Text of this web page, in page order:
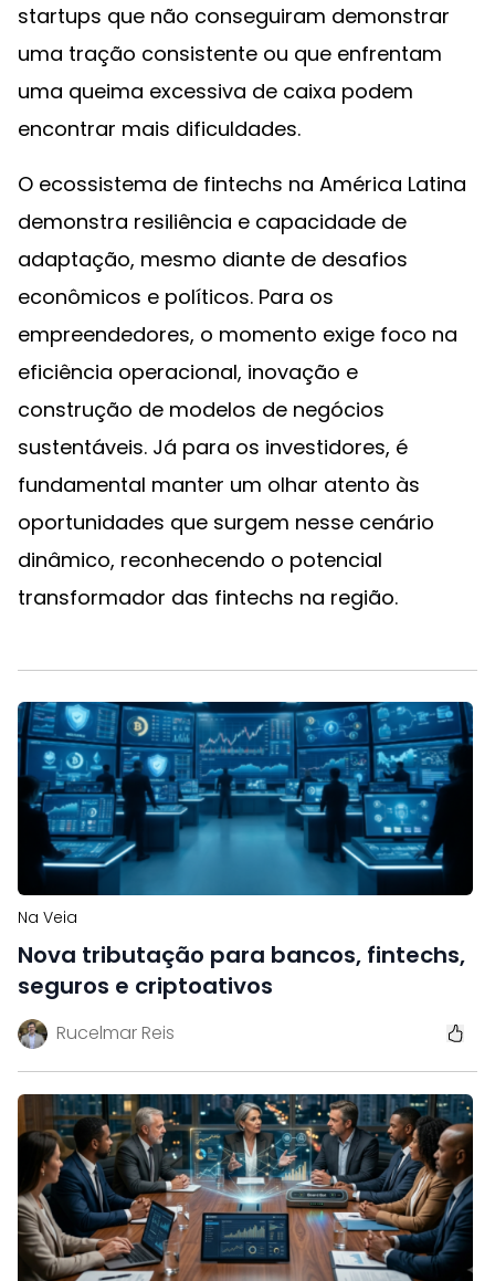
startups que não conseguiram demonstrar
uma tração consistente ou que enfrentam
uma queima excessiva de caixa podem
encontrar mais dificuldades.
O ecossistema de fintechs na América Latina
demonstra resiliência e capacidade de
adaptação, mesmo diante de desafios
econômicos e políticos. Para os
empreendedores, o momento exige foco na
eficiência operacional, inovação e
construção de modelos de negócios
sustentáveis. Já para os investidores, é
fundamental manter um olhar atento às
oportunidades que surgem nesse cenário
dinâmico, reconhecendo o potencial
transformador das fintechs na região.
Na Veia
Nova tributação para bancos, fintechs,
seguros e criptoativos
Rucelmar Reis